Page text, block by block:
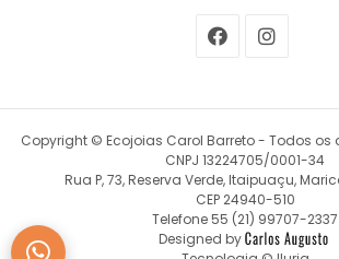
Copyright © Ecojoias Carol Barreto - Todos os
CNPJ 13224705/0001-34
Rua P, 73, Reserva Verde, Itaipuaçu,
CEP 24940-510
Telefone 55 (21) 99707-2337
Designed by